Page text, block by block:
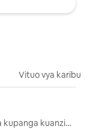
Vituo vya karibu
Nyumba za kupanga kuanzia mwezi mmoja